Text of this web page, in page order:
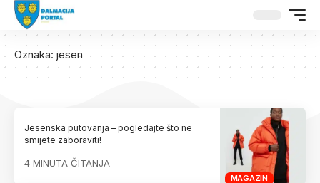
Oznaka: jesen
MAGAZIN
Jesenska putovanja – pogledajte što ne
smijete zaboraviti!
4 MINUTA ČITANJA